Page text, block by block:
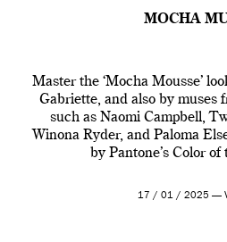
MOCHA
Master the ‘Mocha Mousse’
Gabriette, and also by muses
such as Naomi Campbell,
Winona Ryder, and Paloma
by Pantone’s Color of
17 / 01 / 2025 —